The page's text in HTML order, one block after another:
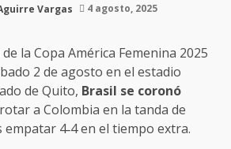
Vargas 4 agosto, 2025
la Copa América Femenina 2025
2 de agosto en el estadio
de Quito, Brasil se coronó
a Colombia en la tanda de
empatar 4‑4 en el tiempo extra.